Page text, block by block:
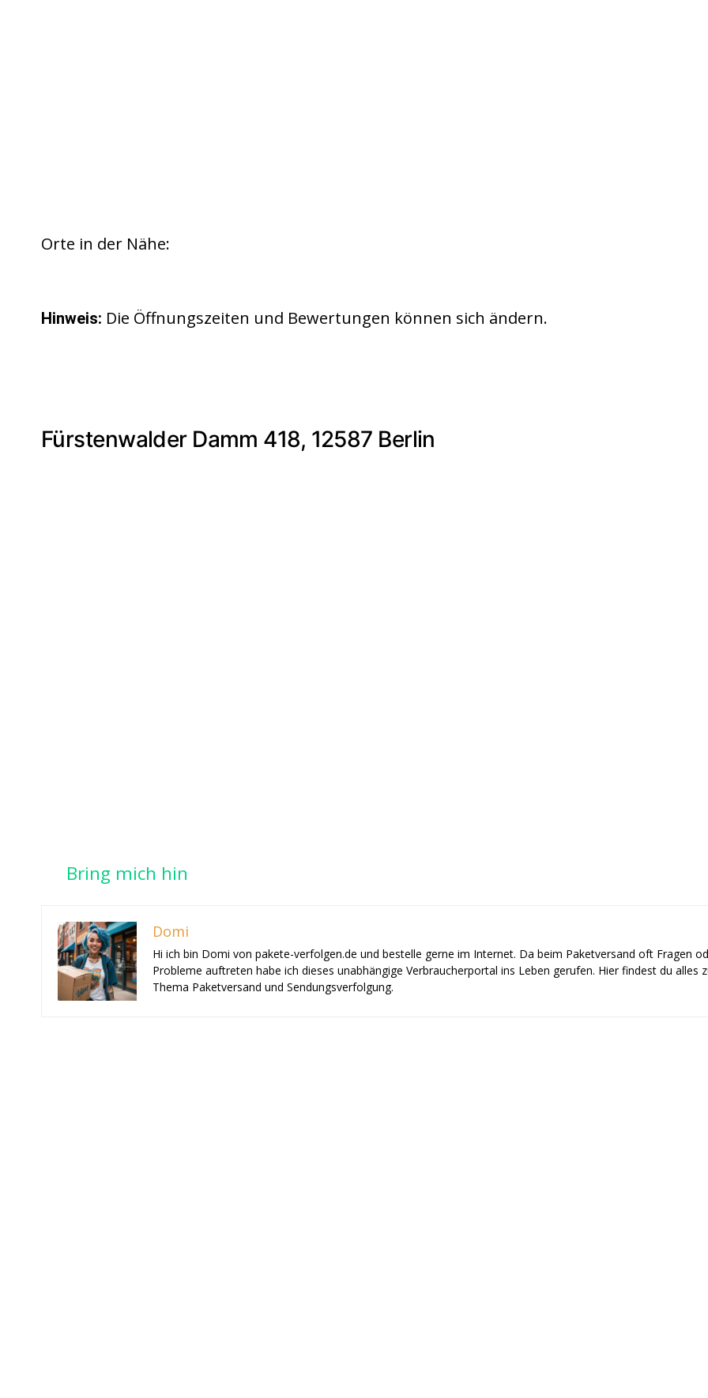
Orte in der Nähe:
Hinweis: Die Öffnungszeiten und Bewertungen können sich ändern.
Fürstenwalder Damm 418, 12587 Berlin
Bring mich hin
Domi
Hi ich bin Domi von pakete-verfolgen.de und bestelle gerne im Internet. Da beim Paketversand oft Fragen
Probleme auftreten habe ich dieses unabhängige Verbraucherportal ins Leben gerufen. Hier findest du alles
Thema Paketversand und Sendungsverfolgung.